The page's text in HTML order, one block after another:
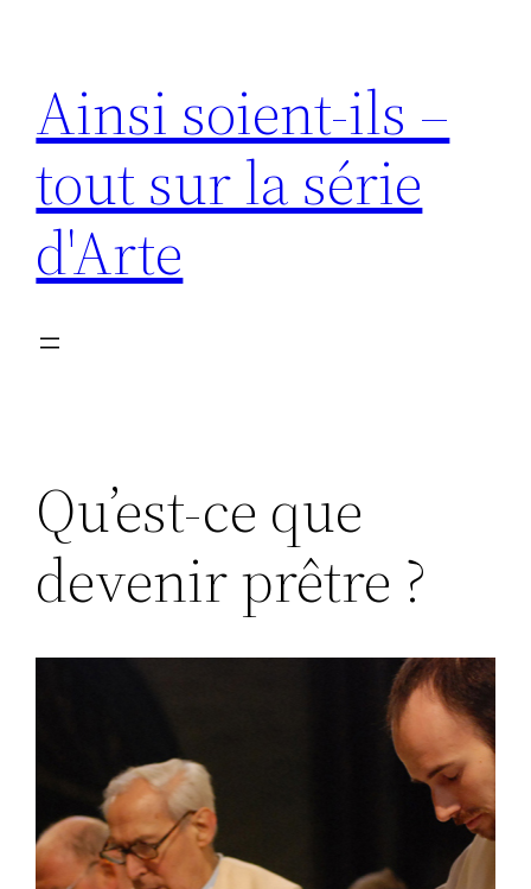
contenu
Ainsi soient-ils –
tout sur la série
d'Arte
Qu’est-ce que
devenir prêtre ?